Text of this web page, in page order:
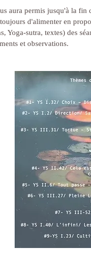
aura permis jusqu'à la
d'alimenter en
Yoga-sutra, textes) des
et observations.